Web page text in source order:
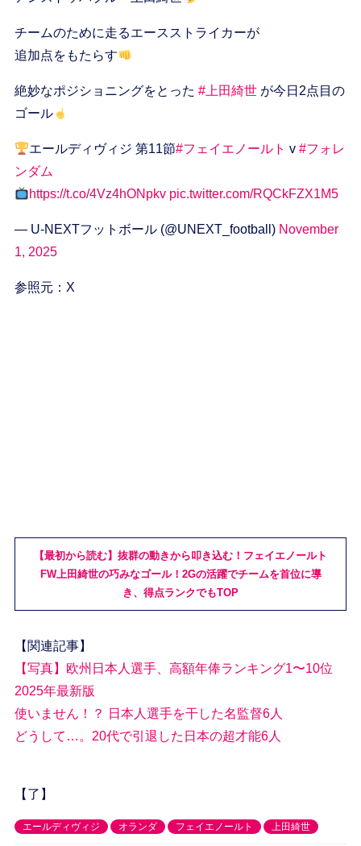
チームのために走るエースストライカーが
追加点をもたらす
絶妙なポジショニングをとった #上田綺世が今日2点目の
ゴール
エールディヴィジ 第11節#フェイエノールト v#フォレ
ンダム
https://t.co/4Vz4hONpkv pic.twitter.com/RQCkFZX1M5
— U-NEXTフットボール (@UNEXT_football) November
1, 2025
参照元：X
【最初から読む】抜群の動きから叩き込む！フェイエノールト
FW上田綺世の巧みなゴール！2Gの活躍でチームを首位に導
き、得点ランクでもTOP
【関連記事】
【写真】欧州日本人選手、高額年俸ランキング1〜10位
2025年最新版
使いません！？ 日本人選手を干した名監督6人
どうして…。20代で引退した日本の超才能6人
【了】
エールディヴィジ オランダ フェイエノールト 上田綺世